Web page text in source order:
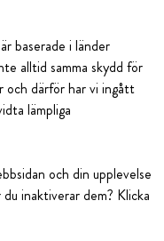
baserade i länder
alltid samma skydd för
och därför har vi ingått
lämpliga
och din upplevelse
inaktiverar dem? Klicka